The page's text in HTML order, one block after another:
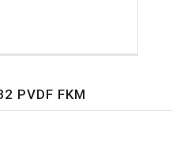
PVDF FKM